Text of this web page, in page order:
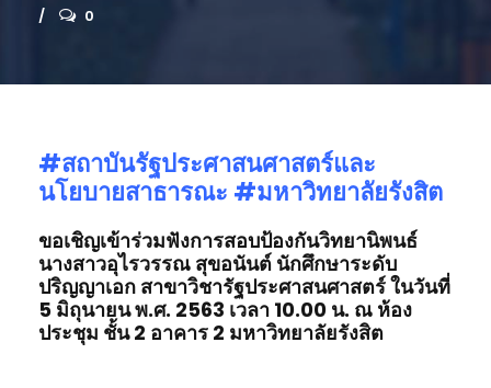
0
#สถาบันรัฐประศาสนศาสตร์และ
นโยบายสาธารณะ #มหาวิทยาลัยรังสิต
ขอเชิญเข้าร่วมฟังการสอบป้องกันวิทยานิพนธ์
นางสาวอุไรวรรณ สุขอนันต์ นักศึกษาระดับ
ปริญญาเอก สาขาวิชารัฐประศาสนศาสตร์ในวันที่
5 มิถุนายนพ.ศ. 2563 เวลา 10.00 น. ณ ห้อง
ประชุม ชั้น2 อาคาร 2 มหาวิทยาลัยรังสิต